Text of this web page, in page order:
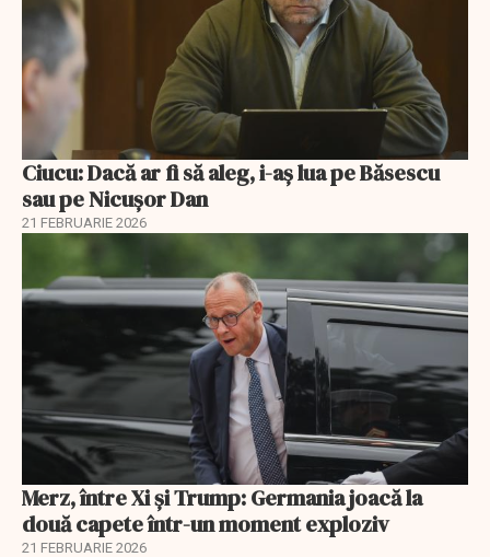
Ciucu: Dacă ar fi să aleg, i-aș lua pe Băsescu
sau pe Nicușor Dan
21 FEBRUARIE 2026
Merz, între Xi și Trump: Germania joacă la
două capete într-un moment exploziv
21 FEBRUARIE 2026